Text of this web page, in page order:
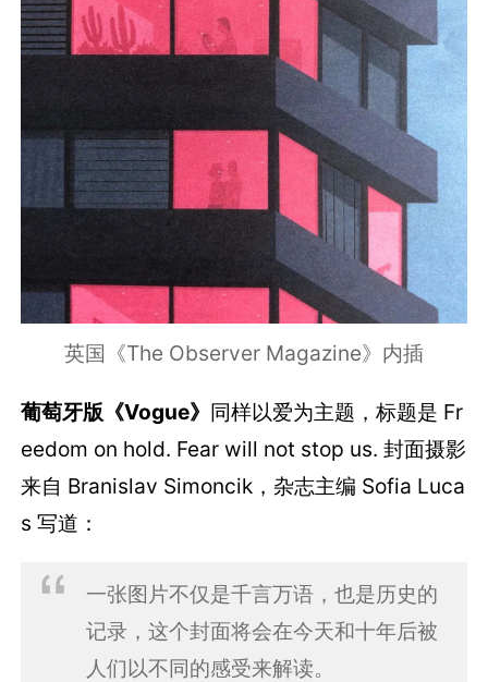
英国《The Observer Magazine》内插
葡萄牙版《Vogue》 同样以爱为主题，标题是 Fr
eedom on hold. Fear will not stop us. 封面摄影
来自 Branislav Simoncik，杂志主编 Sofia Luca
s 写道：
一张图片不仅是千言万语，也是历史的
记录，这个封面将会在今天和十年后被
人们以不同的感受来解读。